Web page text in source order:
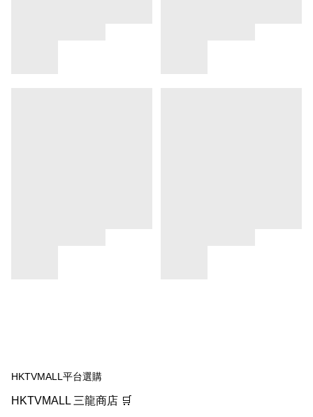
HKTVMALL平台選購
HKTVMALL 三龍商店 🛒